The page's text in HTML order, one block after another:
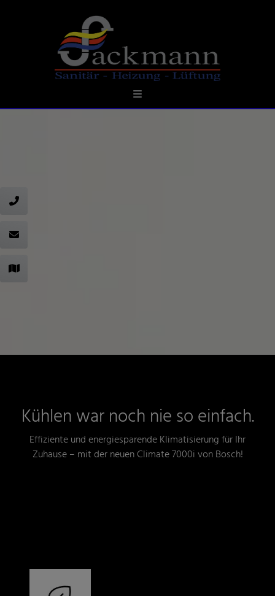
Kühlen war noch nie so einfach.
Effiziente und energiesparende Klimatisierung für Ihr
Zuhause – mit der neuen Climate 7000i von Bosch!